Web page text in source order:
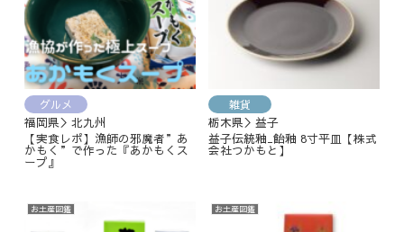
グルメ
福岡県＞北九州
【実食レポ】漁師の邪魔者”あ
かもく”で作った『あかもくス
ープ』
雑貨
栃木県＞益子
益子伝統釉_飴釉 8寸平皿【株式
会社つかもと】
お土産図鑑 お土産図鑑